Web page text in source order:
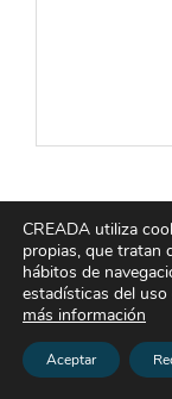
Nombre*
Correo
CREADA utiliza
propias, que tratan
hábitos de
estadísticas del
más información
Aceptar